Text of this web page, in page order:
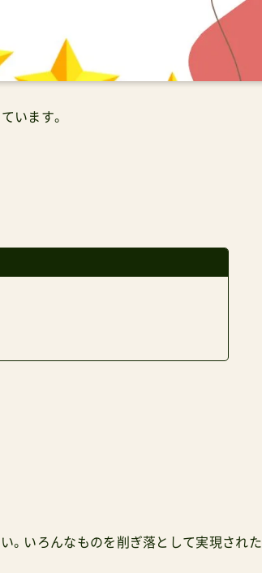
います。
。いろんなものを削ぎ落として実現された